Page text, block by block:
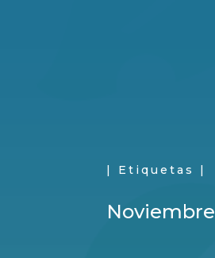
| Etiquetas |
Noviembre